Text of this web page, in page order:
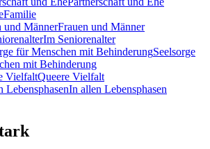
Familie
Frauen und Männer
Im Seniorenalter
Seelsorge
mit Behinderung
Queere Vielfalt
In allen Lebensphasen